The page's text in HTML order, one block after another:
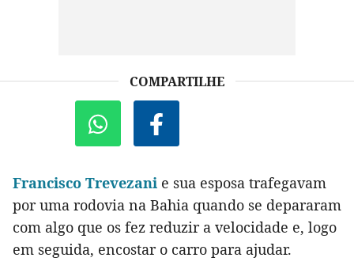
COMPARTILHE
Francisco Trevezani e sua esposa trafegavam
por uma rodovia na Bahia quando se depararam
com algo que os fez reduzir a velocidade e, logo
em seguida, encostar o carro para ajudar.